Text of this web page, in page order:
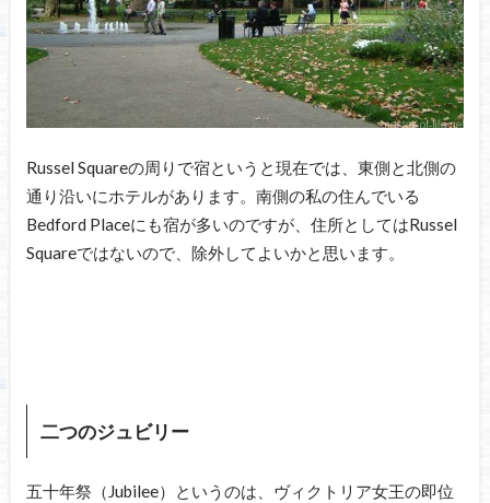
Russel Squareの周りで宿というと現在では、東側と北側の
通り沿いにホテルがあります。南側の私の住んでいる
Bedford Placeにも宿が多いのですが、住所としてはRussel
Squareではないので、除外してよいかと思います。
二つのジュビリー
五十年祭（Jubilee）というのは、ヴィクトリア女王の即位